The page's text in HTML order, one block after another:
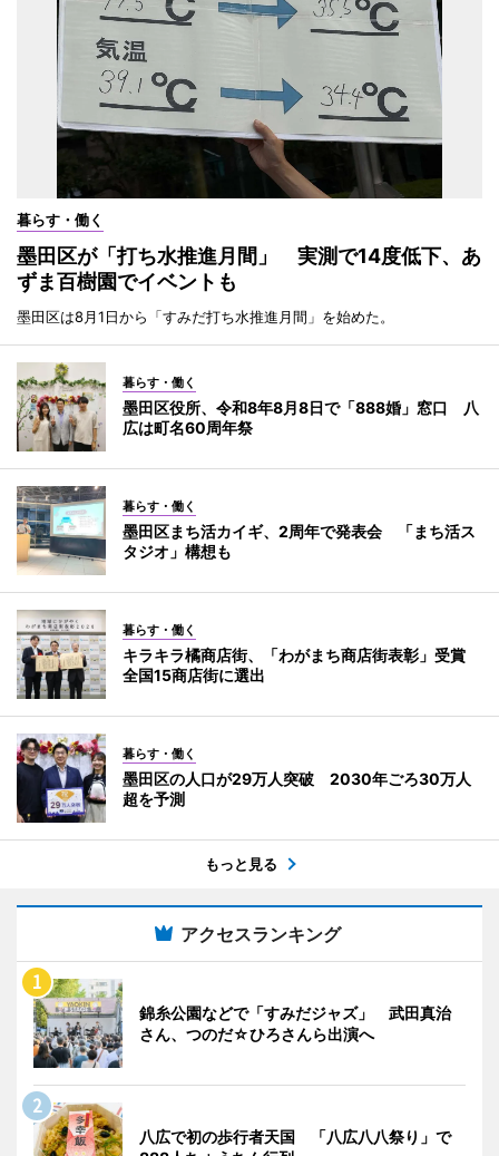
暮らす・働く
墨田区が「打ち水推進月間」 実測で14度低下、あ
ずま百樹園でイベントも
墨田区は8月1日から「すみだ打ち水推進月間」を始めた。
暮らす・働く
墨田区役所、令和8年8月8日で「888婚」窓口 八
広は町名60周年祭
暮らす・働く
墨田区まち活カイギ、2周年で発表会 「まち活ス
タジオ」構想も
暮らす・働く
キラキラ橘商店街、「わがまち商店街表彰」受賞
全国15商店街に選出
暮らす・働く
墨田区の人口が29万人突破 2030年ごろ30万人
超を予測
もっと見る
アクセスランキング
錦糸公園などで「すみだジャズ」 武田真治
さん、つのだ☆ひろさんら出演へ
八広で初の歩行者天国 「八広八八祭り」で